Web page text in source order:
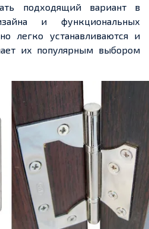
подходящий вариант в
и функциональных
легко устанавливаются и
их популярным выбором